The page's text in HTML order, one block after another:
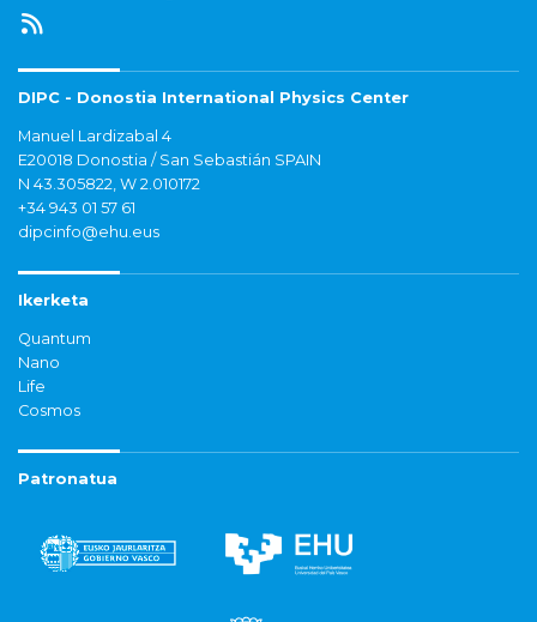
DIPC - Donostia International Physics Center
Manuel Lardizabal 4
E20018 Donostia / San Sebastián SPAIN
N 43.305822, W 2.010172
+34 943 01 57 61
dipcinfo@ehu.eus
Ikerketa
Quantum
Nano
Life
Cosmos
Patronatua